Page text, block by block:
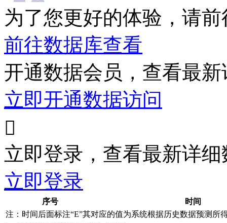
为了您更好的体验，请
前往数据库查看
开通数据会员，查看最
立即开通数据访问

立即登录，查看最新详细
立即登录
序号
时间
注：时间后面标注“E”其对应的值为系统根据历史数据预测所